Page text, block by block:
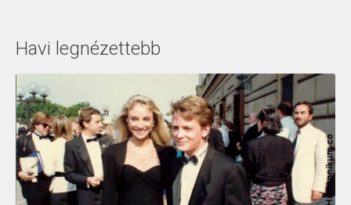
Havi legnézettebb